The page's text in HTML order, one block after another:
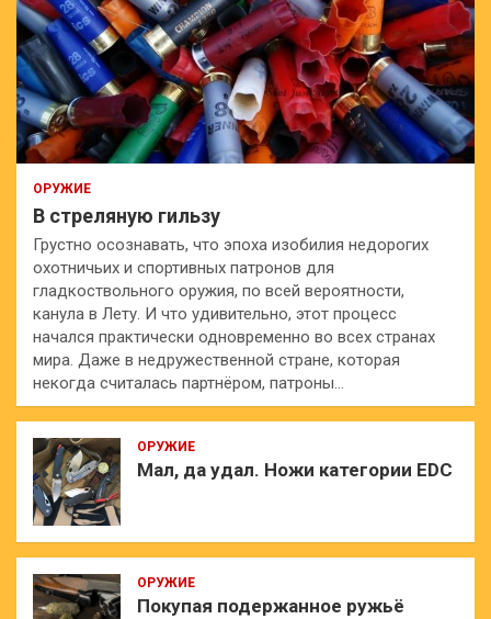
ОРУЖИЕ
В стреляную гильзу
Грустно осознавать, что эпоха изобилия недорогих
охотничьих и спортивных патронов для
гладкоствольного оружия, по всей вероятности,
канула в Лету. И что удивительно, этот процесс
начался практически одновременно во всех странах
мира. Даже в недружественной стране, которая
некогда считалась партнёром, патроны…
ОРУЖИЕ
Мал, да удал. Ножи категории EDC
ОРУЖИЕ
Покупая подержанное ружьё